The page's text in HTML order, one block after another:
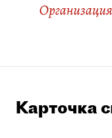
Карточка